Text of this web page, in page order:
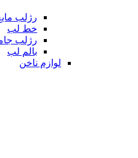
رژلب
خط لب
رژلب
بالم لب
لوازم ناخن